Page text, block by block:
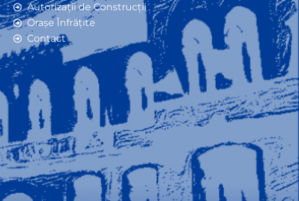
Autorizații de Construcții
Orașe Înfrățite
Contact